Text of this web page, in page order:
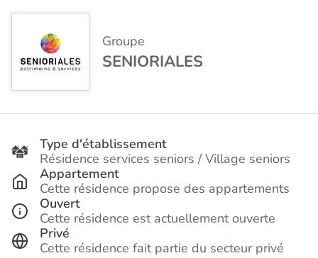
Groupe
SENIORIALES
Type d'établissement
Résidence services seniors / Village seniors
Appartement
Cette résidence propose des appartements
Ouvert
Cette résidence est actuellement ouverte
Privé
Cette résidence fait partie du secteur privé